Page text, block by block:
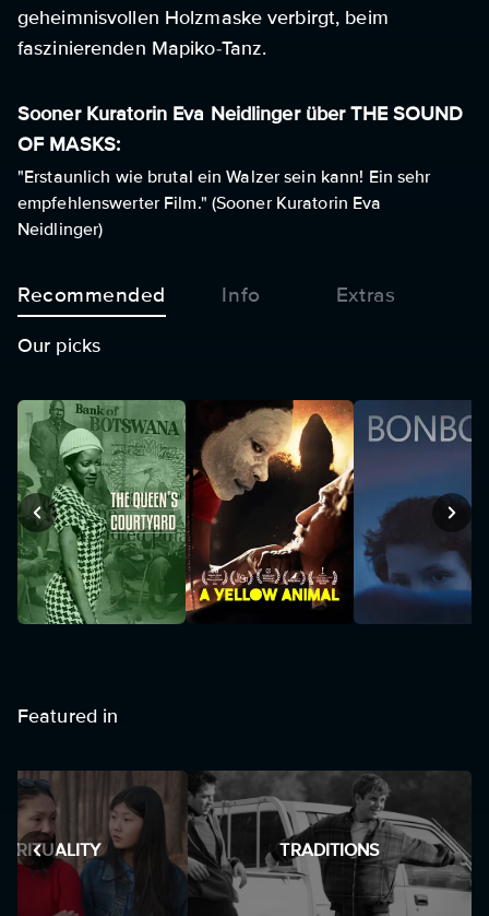
geheimnisvollen Holzmaske verbirgt, beim
faszinierenden Mapiko-Tanz.
Sooner Kuratorin Eva Neidlinger über THE SOUND
OF MASKS:
"Erstaunlich wie brutal ein Walzer sein kann! Ein sehr
empfehlenswerter Film." (Sooner Kuratorin Eva
Neidlinger)
Recommended Info Extras
Our picks
Featured in
TRADITIONS